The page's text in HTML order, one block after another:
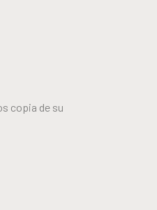
copia de su